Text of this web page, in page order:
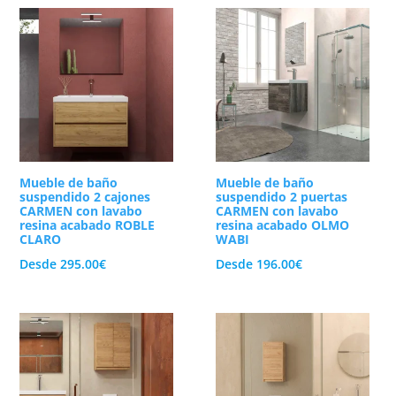
que prefiera cada familia. Como
lavabos sobre encimera como con
un ambiente armónico, relajante y
humedad
más básicas del mercado. Por esta
de higiene y toallas perfectamente
exterior completamente limpia, simétrica y
condensación representa nuestro mayor
resistencia extraordinaria ante el uso
al mejor precio.
Mueble de baño
suspendido 2 cajones
CARMEN con lavabo
resina acabado ROBLE
CLARO
Desde295.00€
Mueble de baño
suspendido 2 puertas
CARMEN con lavabo
resina acabado OLMO
WABI
Desde 196.00€